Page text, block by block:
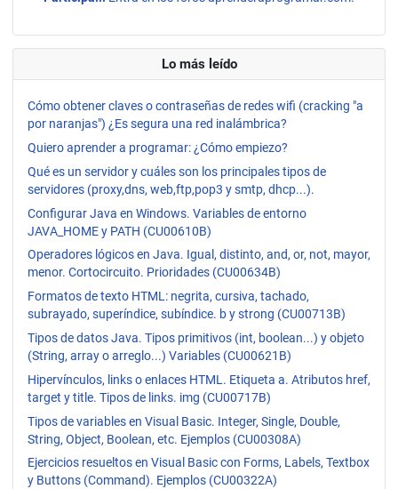
Lo más leído
Cómo obtener claves o contraseñas de redes wifi (cracking "a
por naranjas") ¿Es segura una red inalámbrica?
Quiero aprender a programar: ¿Cómo empiezo?
Qué es un servidor y cuáles son los principales tipos de
servidores (proxy,dns, web,ftp,pop3 y smtp, dhcp...).
Configurar Java en Windows. Variables de entorno
JAVA_HOME y PATH (CU00610B)
Operadores lógicos en Java. Igual, distinto, and, or, not, mayor,
menor. Cortocircuito. Prioridades (CU00634B)
Formatos de texto HTML: negrita, cursiva, tachado,
subrayado, superíndice, subíndice. b y strong (CU00713B)
Tipos de datos Java. Tipos primitivos (int, boolean...) y objeto
(String, array o arreglo...) Variables (CU00621B)
Hipervínculos, links o enlaces HTML. Etiqueta a. Atributos href,
target y title. Tipos de links. img (CU00717B)
Tipos de variables en Visual Basic. Integer, Single, Double,
String, Object, Boolean, etc. Ejemplos (CU00308A)
Ejercicios resueltos en Visual Basic con Forms, Labels, Textbox
y Buttons (Command). Ejemplos (CU00322A)